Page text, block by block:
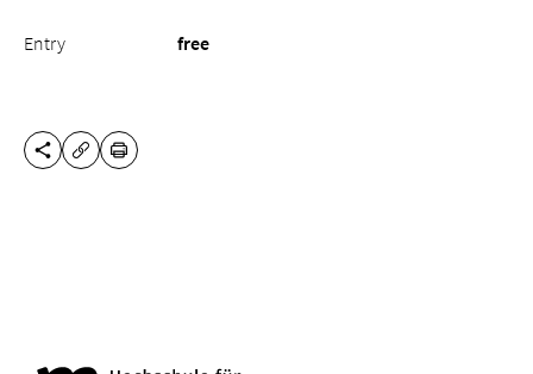
Entry free
SHARE THIS PAGE
COPY URL
PRINT